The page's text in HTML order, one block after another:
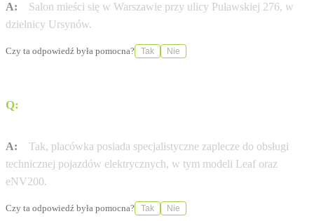
A:
Salon mieści się w Warszawie przy ulicy Puławskiej 276, w
dzielnicy Ursynów.
Czy ta odpowiedź była pomocna? Tak Nie
Q:
A:
Tak, placówka posiada specjalistyczne zaplecze do obsługi
technicznej pojazdów elektrycznych, w tym modeli Leaf oraz
eNV200.
Czy ta odpowiedź była pomocna? Tak Nie